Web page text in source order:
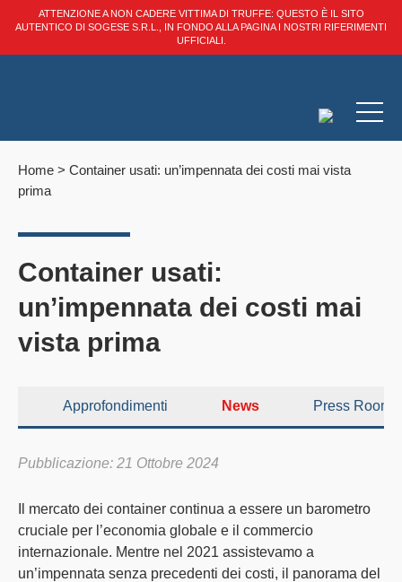
ATTENZIONE A NON CADERE VITTIMA DI TRUFFE: QUESTO È IL SITO
AUTENTICO DI SOGESE S.R.L., IN FONDO ALLA PAGINA I NOSTRI RIFERIMENTI
UFFICIALI.
Home > Container usati: un’impennata dei costi mai vista
prima
Container usati:
un’impennata dei costi mai
vista prima
Approfondimenti News Press Room
Pubblicazione: 21 Ottobre 2024
Il mercato dei container continua a essere un barometro
cruciale per l’economia globale e il commercio
internazionale. Mentre nel 2021 assistevamo a
un’impennata senza precedenti dei costi, il panorama del